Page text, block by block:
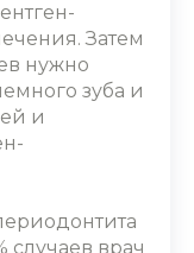
Затем
нужно
зуба и
и
случаев врач